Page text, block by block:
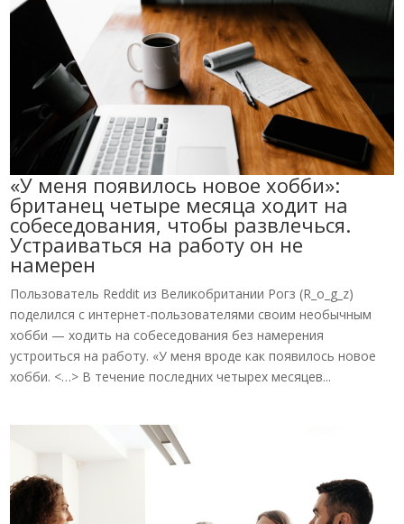
«У меня появилось новое хобби»:
британец четыре месяца ходит на
собеседования, чтобы развлечься.
Устраиваться на работу он не
намерен
Пользователь Reddit из Великобритании Рогз (R_o_g_z)
поделился с интернет-пользователями своим необычным
хобби — ходить на собеседования без намерения
устроиться на работу. «У меня вроде как появилось новое
хобби. <…> В течение последних четырех месяцев...